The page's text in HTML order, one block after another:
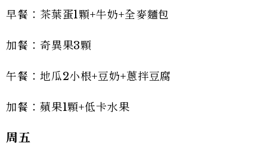
早餐：茶葉蛋1顆+牛奶+全麥麵包
加餐：奇異果3顆
午餐：地瓜2小根+豆奶+蔥拌豆腐
加餐：蘋果1顆+低卡水果
周五